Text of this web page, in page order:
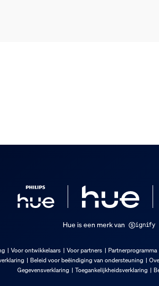
Hue is een merk van
Voor ontwikkelaars Voor partners Partnerprogramma
Beleid voor beëindiging van ondersteuning
Gegevensverklaring
Toegankelijkheidsverklaring